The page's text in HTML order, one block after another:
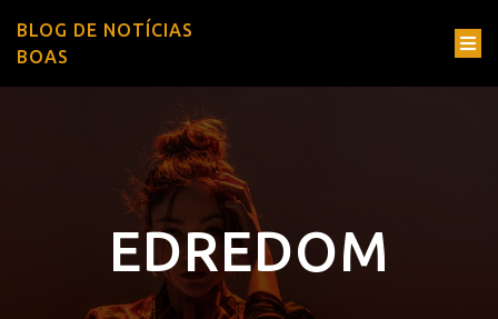
BLOG DE NOTÍCIAS
BOAS
EDREDOM